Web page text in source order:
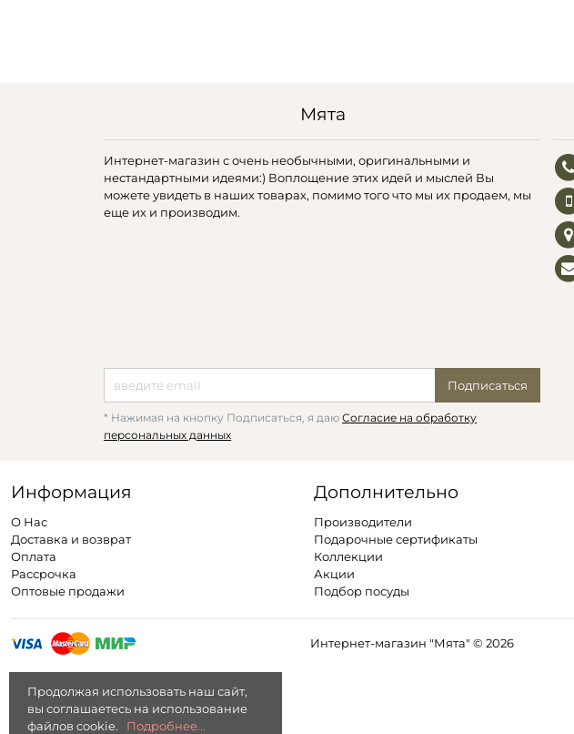
Мята
Интернет-магазин с очень необычными, оригинальными и
нестандартными идеями:) Воплощение этих идей и мыслей Вы
можете увидеть в наших товарах, помимо того что мы их продаем, мы
еще их и производим.
Подписаться
* Нажимая на кнопку Подписаться, я даюСогласие на обработку
персональных данных
Информация
О Нас
Доставка и возврат
Оплата
Рассрочка
Оптовые продажи
Дополнительно
Производители
Подарочные сертификаты
Коллекции
Акции
Подбор посуды
Интернет-магазин "Мята" © 2026
Продолжая использовать наш сайт,
вы соглашаетесь на использование
файлов cookie.
Подробнее...